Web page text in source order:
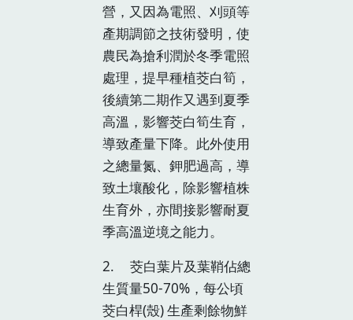
營，又因為電照、刈頭等
產期調節之技術發明，使
農民為搶利潤於冬季電照
處理，提早種植茭白筍，
後續第二期作又遇到夏季
高溫，影響茭白筍生育，
導致產量下降。此外使用
之總量氮、鉀肥過高，導
致土壤酸化，除影響植株
生育外，亦間接影響耐夏
季高溫逆境之能力。
2. 茭白葉片及葉鞘佔總
生質量50-70%，每公頃
茭白桿(殼) 生產剩餘物鮮